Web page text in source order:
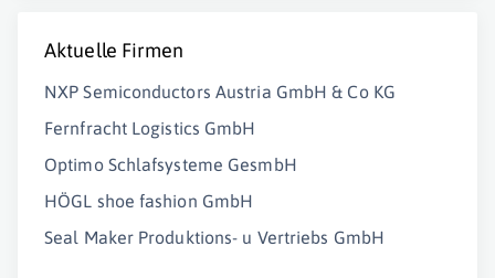
Aktuelle Firmen
NXP Semiconductors Austria GmbH & Co KG
Fernfracht Logistics GmbH
Optimo Schlafsysteme GesmbH
HÖGL shoe fashion GmbH
Seal Maker Produktions- u Vertriebs GmbH